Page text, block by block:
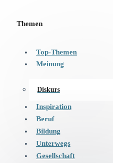
Themen
Top-Themen
Meinung
Diskurs
Inspiration
Beruf
Bildung
Unterwegs
Gesellschaft